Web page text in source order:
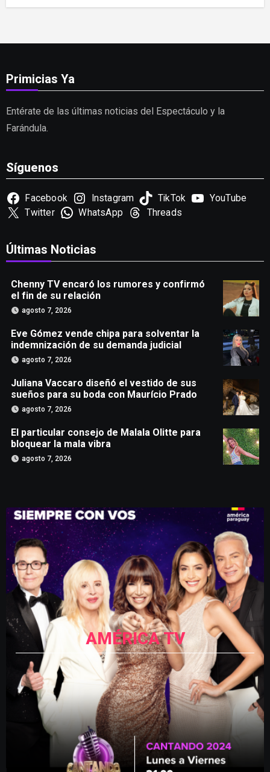
Primicias Ya
Entérate de las últimas noticias del Espectáculo y la
Farándula.
Síguenos
Facebook Instagram TikTok
YouTube
Twitter
WhatsApp Threads
Últimas Noticias
Chenny TV encaró los rumores y confirmó
el fin de su relación
agosto 7, 2026
Eve Gómez vende chipa para solventar la
indemnización de su demanda judicial
agosto 7, 2026
Juliana Vaccaro diseñó el vestido de sus
sueños para su boda con Maurício Prado
agosto 7, 2026
El particular consejo de Malala Olitte para
bloquear la mala vibra
agosto 7, 2026
AMÉRICA TV